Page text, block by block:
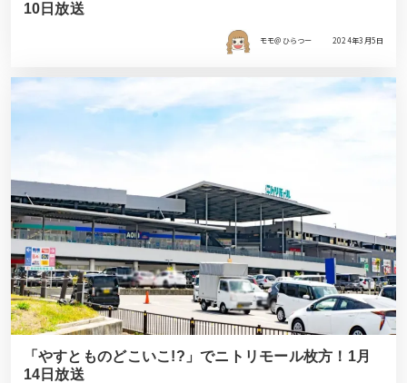
10日放送
モモ＠ひらつー 2024年3月5日
「やすとものどこいこ!?」でニトリモール枚方！1月
14日放送